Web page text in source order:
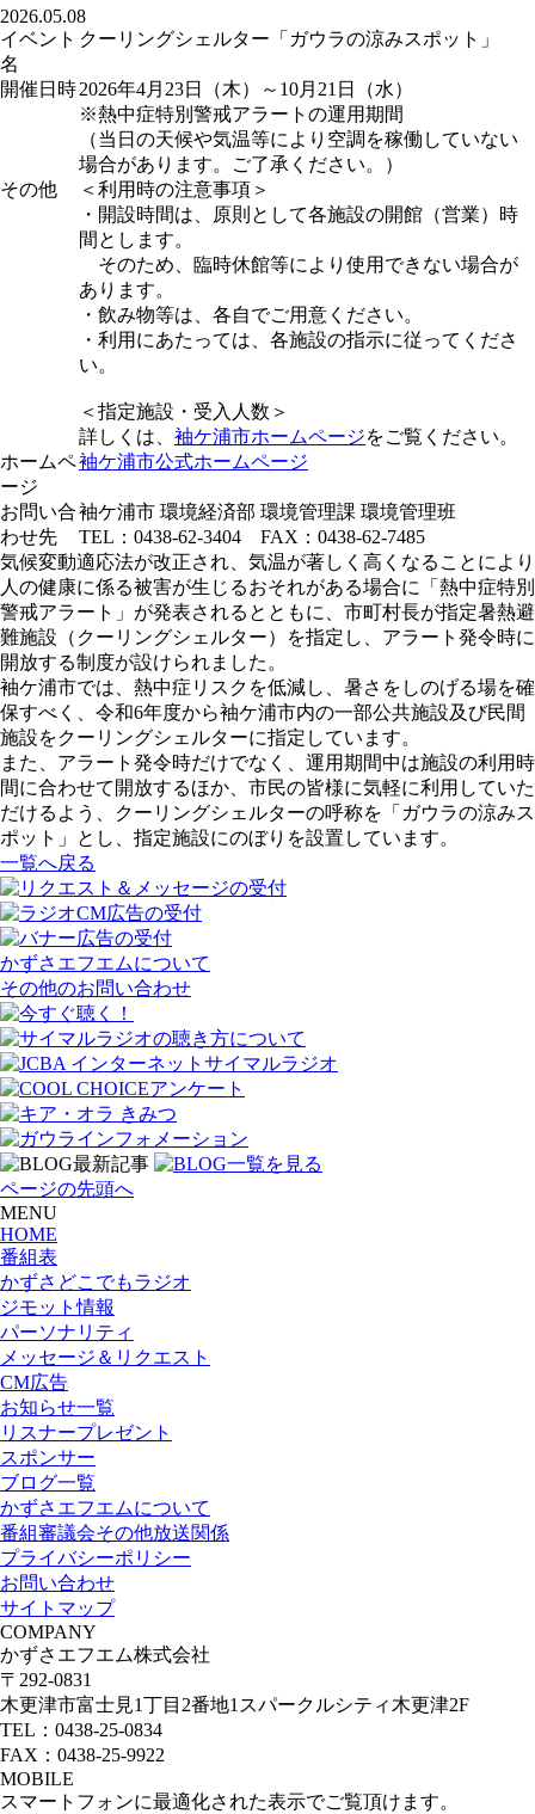
2026.05.08
イベント
名
クーリングシェルター「ガウラの涼みスポット」
開催日時2026年4月23日（木）～10月21日（水）
※熱中症特別警戒アラートの運用期間
（当日の天候や気温等により空調を稼働していない
場合があります。ご了承ください。）
その他
＜利用時の注意事項＞
・開設時間は、原則として各施設の開館（営業）時
間とします。
そのため、臨時休館等により使用できない場合が
あります。
・飲み物等は、各自でご用意ください。
・利用にあたっては、各施設の指示に従ってくださ
い。
＜指定施設・受入人数＞
詳しくは、 袖ケ浦市ホームページをご覧ください。
ホームペ
ージ
袖ケ浦市公式ホームページ
お問い合
わせ先
袖ケ浦市 環境経済部 環境管理課 環境管理班
TEL：0438-62-3404 FAX：0438-62-7485
気候変動適応法が改正され、気温が著しく高くなることにより
人の健康に係る被害が生じるおそれがある場合に「熱中症特別
警戒アラート」が発表されるとともに、市町村長が指定暑熱避
難施設（クーリングシェルター）を指定し、アラート発令時に
開放する制度が設けられました。
袖ケ浦市では、熱中症リスクを低減し、暑さをしのげる場を確
保すべく、令和6年度から袖ケ浦市内の一部公共施設及び民間
施設をクーリングシェルターに指定しています。
また、アラート発令時だけでなく、運用期間中は施設の利用時
間に合わせて開放するほか、市民の皆様に気軽に利用していた
だけるよう、クーリングシェルターの呼称を「ガウラの涼みス
ポット」とし、指定施設にのぼりを設置しています。
一覧へ戻る
かずさエフエムについて
その他のお問い合わせ
ページの先頭へ
MENU
HOME
番組表
かずさどこでもラジオ
ジモット情報
パーソナリティ
メッセージ＆リクエスト
CM広告
お知らせ一覧
リスナープレゼント
スポンサー
ブログ一覧
かずさエフエムについて
番組審議会その他放送関係
プライバシーポリシー
お問い合わせ
サイトマップ
COMPANY
かずさエフエム株式会社
〒292-0831
木更津市富士見1丁目2番地1スパークルシティ木更津2F
TEL：0438-25-0834
FAX：0438-25-9922
MOBILE
スマートフォンに最適化された表示でご覧頂けます。